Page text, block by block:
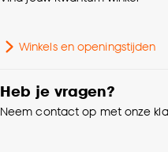
Winkels en openingstijden
Heb je vragen?
Neem contact op met onze